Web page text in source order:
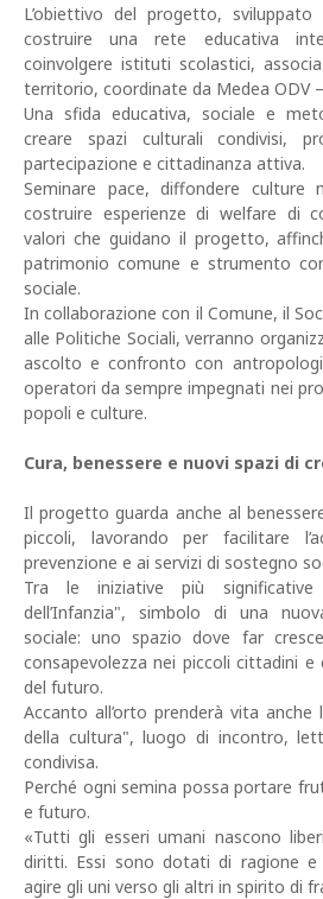
L’obiettivo del progetto,
costruire una rete educativa
coinvolgere istituti scolastici,
territorio, coordinate da Medea ODV
Una sfida educativa, sociale e
creare spazi culturali condivisi,
partecipazione e cittadinanza attiva.
Seminare pace, diffondere culture
costruire esperienze di welfare di
valori che guidano il progetto,
patrimonio comune e strumento
sociale.
In collaborazione con il Comune, il
alle Politiche Sociali, verranno
ascolto e confronto con
operatori da sempre impegnati nei
popoli e culture.
Cura, benessere e nuovi spazi di
Il progetto guarda anche al
piccoli, lavorando per facilitare
prevenzione e ai servizi di sostegno
Tra le iniziative più significative
dell’Infanzia", simbolo di una
sociale: uno spazio dove far
consapevolezza nei piccoli cittadini
del futuro.
Accanto all’orto prenderà vita
della cultura", luogo di incontro,
condivisa.
Perché ogni semina possa portare
e futuro.
«Tutti gli esseri umani nascono
diritti. Essi sono dotati di ragione e
agire gli uni verso gli altri in spirito di